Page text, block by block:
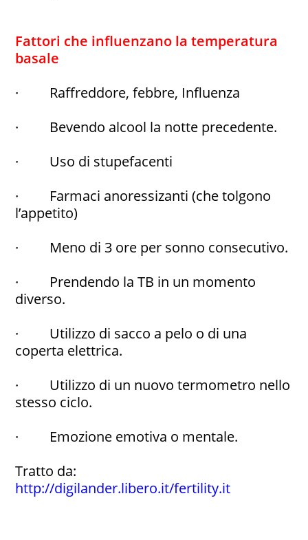
Fattori che influenzano la temperatura
basale
· Raffreddore, febbre, Influenza
· Bevendo alcool la notte precedente.
· Uso di stupefacenti
· Farmaci anoressizanti (che tolgono
l’appetito)
· Meno di 3 ore per sonno consecutivo.
· Prendendo la TB in un momento
diverso.
· Utilizzo di sacco a pelo o di una
coperta elettrica.
· Utilizzo di un nuovo termometro nello
stesso ciclo.
· Emozione emotiva o mentale.
Tratto da:
http://digilander.libero.it/fertility.it